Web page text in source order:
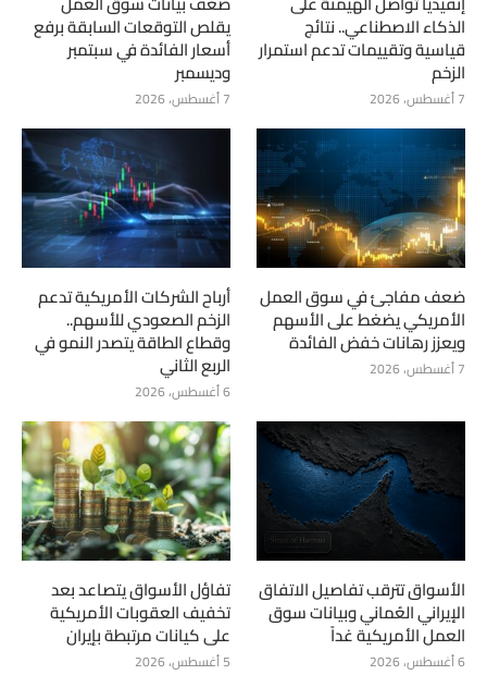
الذكاء الاصطناعي.. نتائج
قياسية وتقييمات تدعم استمرار
الزخم
7 أغسطس، 2026
يقلص التوقعات السابقة برفع
أسعار الفائدة في سبتمبر
وديسمبر
7 أغسطس، 2026
ضعف مفاجئ في سوق العمل
الأمريكي يضغط على الأسهم
ويعزز رهانات خفض الفائدة
7 أغسطس، 2026
أرباح الشركات الأمريكية تدعم
الزخم الصعودي للأسهم..
وقطاع الطاقة يتصدر النمو في
الربع الثاني
6 أغسطس، 2026
الأسواق تترقب تفاصيل الاتفاق
الإيراني العُماني وبيانات سوق
العمل الأمريكية غداً
6 أغسطس، 2026
تفاؤل الأسواق يتصاعد بعد
تخفيف العقوبات الأمريكية
على كيانات مرتبطة بإيران
5 أغسطس، 2026